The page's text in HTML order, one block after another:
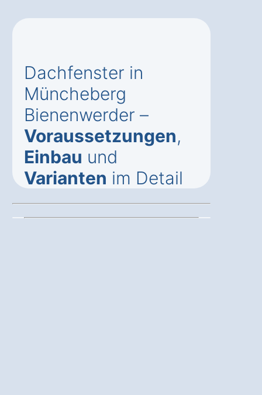
Dachfenster in
Müncheberg
Bienenwerder –
Voraussetzungen,
Einbau und
Varianten im Detail